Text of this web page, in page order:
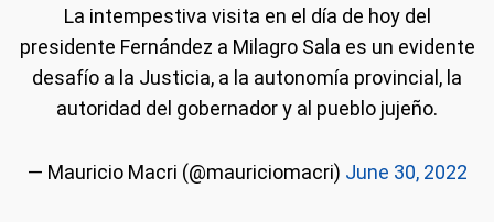
La intempestiva visita en el día de hoy del
presidente Fernández a Milagro Sala es un evidente
desafío a la Justicia, a la autonomía provincial, la
autoridad del gobernador y al pueblo jujeño.
— Mauricio Macri (@mauriciomacri) June 30, 2022